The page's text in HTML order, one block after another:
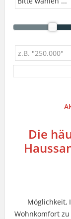
Die
Möglichkeit,
Wohnkomfort